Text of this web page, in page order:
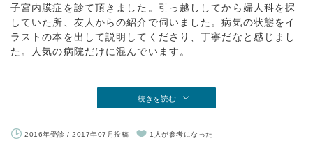
子宮内膜症を診て頂きました。引っ越ししてから婦人科を探
していた所、友人からの紹介で伺いました。病気の状態をイ
ラストの本を出して説明してくださり、丁寧だなと感じまし
た。人気の病院だけに混んでいます。
続きを読む
2016年受診 / 2017年07月投稿 1人が参考になった